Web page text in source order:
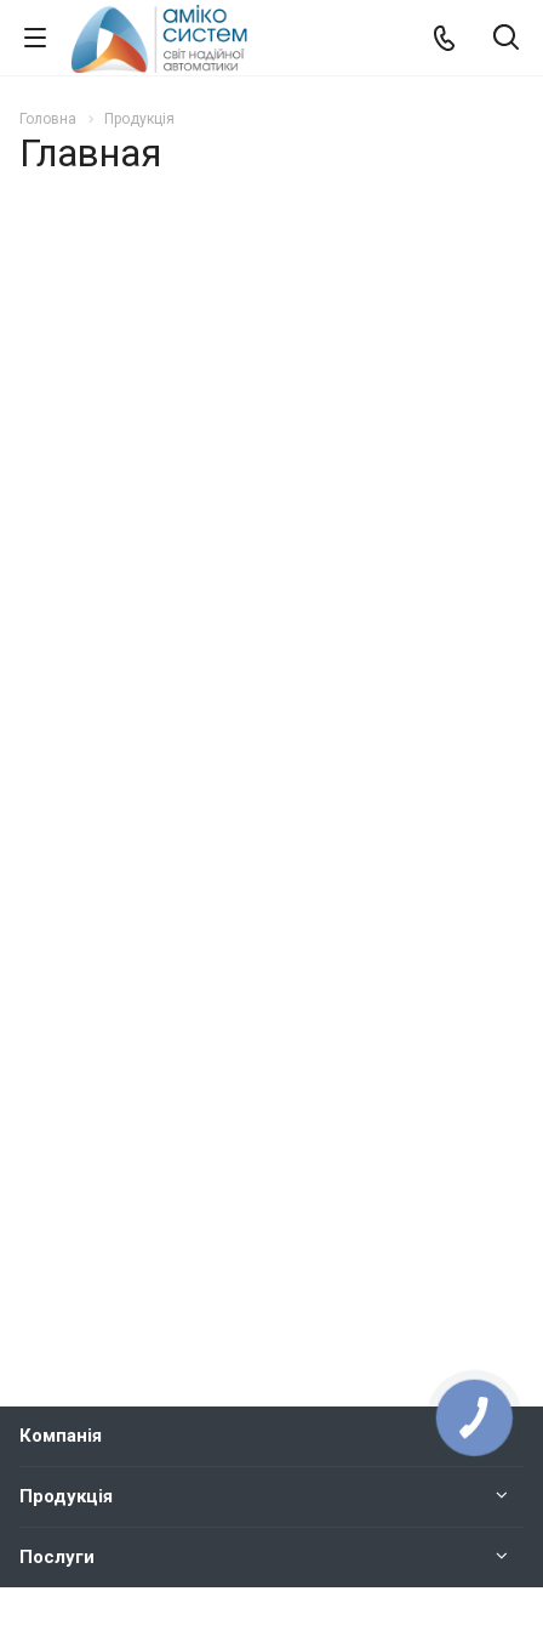
Головна Продукція
Главная
Компанія
Продукція
Послуги